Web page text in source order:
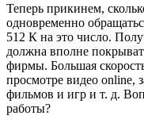
Теперь прикинем,
одновременно
512 К на это число.
должна вполне
фирмы. Большая
просмотре видео online,
фильмов и игр и т. д.
работы?